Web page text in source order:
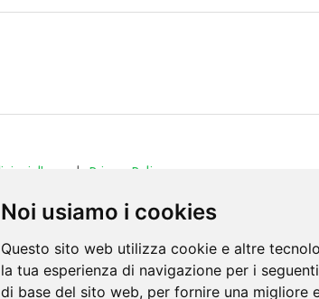
Noi usiamo i cookies
Questo sito web utilizza cookie e altre
la tua esperienza di navigazione per i
di base del sito web, per fornire una migliore
d'uso e la Privacy Policy